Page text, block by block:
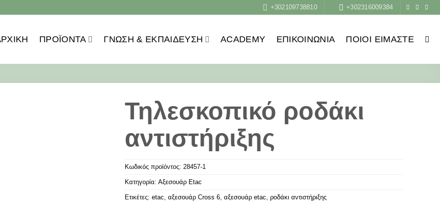
+302109738810 +302316009384
ΠΡΟΪOΝΤΑ ΓΝΏΣΗ & ΕΚΠΑΊΔΕΥΣΗ ACADEMY ΕΠΙΚΟΙΝΩΝΙΑ ΠΟΙΟΙ ΕΊΜΑΣΤΕ
Τηλεσκοπικό ροδάκι
αντιστήριξης
Κωδικός προϊόντος: 28457-1
Κατηγορία: Αξεσουάρ Etac
Ετικέτες: etac, αξεσουάρ Cross 6, αξεσουάρ etac, ροδάκι αντιστήριξης